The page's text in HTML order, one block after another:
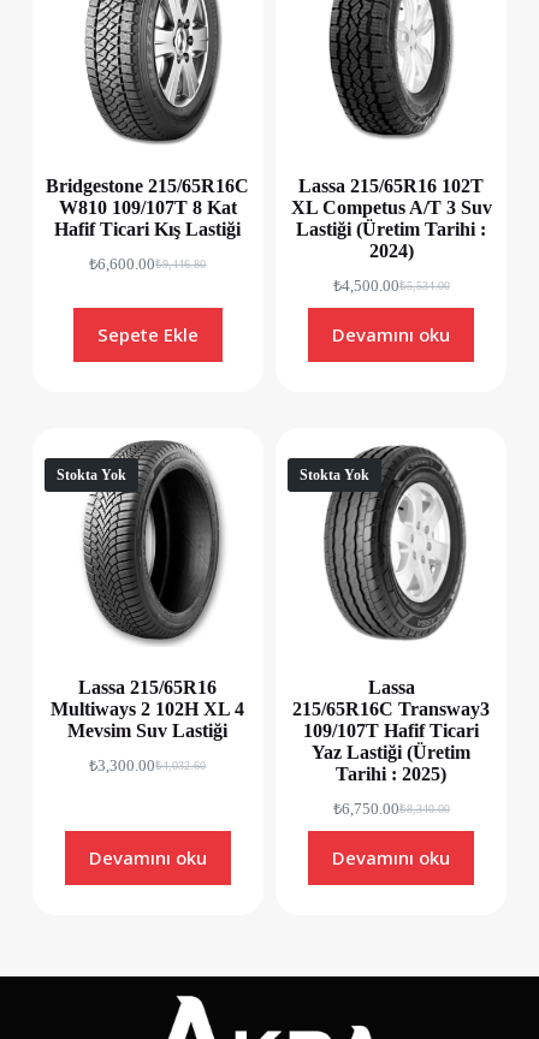
Bridgestone 215/65R16C
W810 109/107T 8 Kat
Hafif Ticari Kış Lastiği
₺9,446.80
₺6,600.00
Sepete Ekle
Lassa 215/65R16 102T
XL Competus A/T 3 Suv
Lastiği (Üretim Tarihi :
2024)
₺5,534.00
₺4,500.00
Devamını oku
Stokta Yok
Lassa 215/65R16
Multiways 2 102H XL 4
Mevsim Suv Lastiği
₺4,032.60
₺3,300.00
Devamını oku
Stokta Yok
Lassa
215/65R16C Transway3
109/107T Hafif Ticari
Yaz Lastiği (Üretim
Tarihi : 2025)
₺8,340.00
₺6,750.00
Devamını oku